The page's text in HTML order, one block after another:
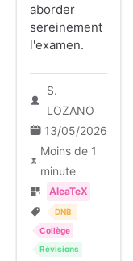
aborder
sereinement
l'examen.
S.
LOZANO
13/05/2026
Moins de 1
minute
AleaTeX
DNB
Collège
Révisions